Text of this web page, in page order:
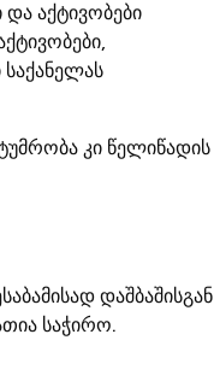
აქტივობები
კი წელიწადის
დაშბაშისგან
საჭირო.